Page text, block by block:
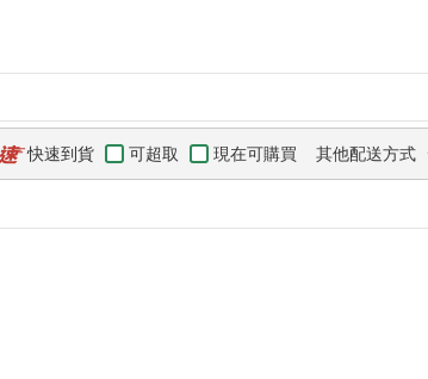
快速到貨 可超取 現在可購買 其他配送方式